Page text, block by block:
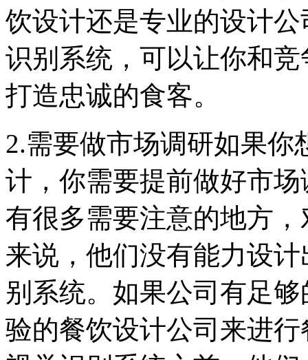
饮设计还是专业的设计
识别系统，可以让你和
打造忠诚的食客。
2.需要做市场调研如果
计，你需要提前做好市
有很多需要注意的地方
来说，他们没有能力设
别系统。如果公司有足
验的餐饮设计公司来进